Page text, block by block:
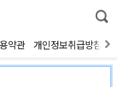
통
합
색
약관 개인정보취급방침